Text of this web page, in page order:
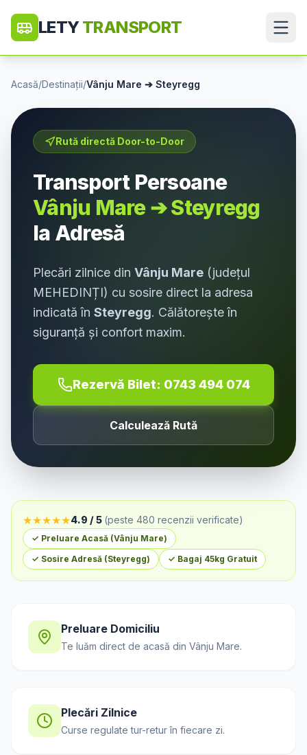
LETYTRANSPORT
Acasă/Destinații/Vânju Mare ➔ Steyregg
Rută directă Door-to-Door
Transport Persoane
Vânju Mare➔Steyregg
la Adresă
Plecări zilnice din Vânju Mare (județul
MEHEDINȚI) cu sosire direct la adresa
indicată în Steyregg. Călătorește în
siguranță și confort maxim.
Rezervă Bilet: 0743 494 074
Calculează Rută
★★★★★4.9 / 5 (peste 480 recenzii verificate)
✓ Preluare Acasă (Vânju Mare)
✓ Sosire Adresă (Steyregg) ✓ Bagaj 45kg Gratuit
Preluare Domiciliu
Te luăm direct de acasă din Vânju Mare.
Plecări Zilnice
Curse regulate tur-retur în fiecare zi.